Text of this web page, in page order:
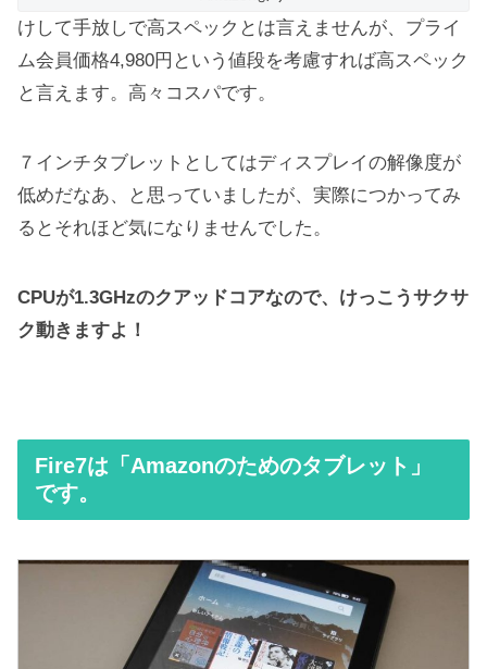
けして手放しで高スペックとは言えませんが、プライ
ム会員価格4,980円という値段を考慮すれば高スペック
と言えます。高々コスパです。
７インチタブレットとしてはディスプレイの解像度が
低めだなあ、と思っていましたが、実際につかってみ
るとそれほど気になりませんでした。
CPUが1.3GHzのクアッドコアなので、けっこうサクサ
ク動きますよ！
Fire7は「Amazonのためのタブレット」
です。